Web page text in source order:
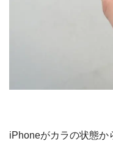
iPhoneがカラの状態か